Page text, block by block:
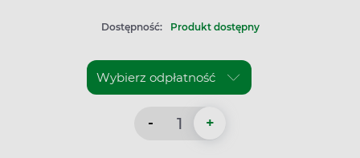
Dostępność: Produkt dostępny
- +